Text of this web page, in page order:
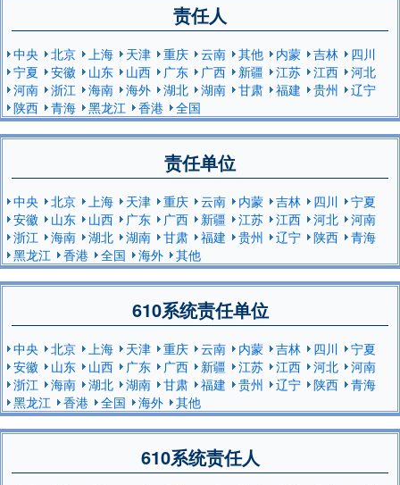
责任人
中央 北京 上海 天津 重庆 云南 其他 内蒙 吉林
四川
宁夏
安徽 山东 山西 广东 广西 新疆 江苏 江西
河北
河南
浙江 海南 海外 湖北 湖南 甘肃 福建 贵州
辽宁
陕西
青海 黑龙江 香港 全国
责任单位
中央 北京 上海 天津 重庆 云南 内蒙 吉林 四川
宁夏
安徽
山东 山西 广东 广西 新疆 江苏 江西 河北
河南
浙江
海南 湖北 湖南 甘肃 福建 贵州 辽宁 陕西
青海
黑龙江
香港 全国 海外 其他
610系统责任单位
中央 北京 上海 天津 重庆 云南 内蒙 吉林 四川
宁夏
安徽
山东 山西 广东 广西 新疆 江苏 江西 河北
河南
浙江
海南 湖北 湖南 甘肃 福建 贵州 辽宁 陕西
青海
黑龙江
香港 全国 海外 其他
610系统责任人